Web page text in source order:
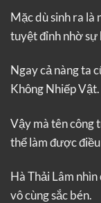
Mặc dù sinh ra là
tuyệt đỉnh nhờ sự
Ngay cả nàng ta
Không Nhiếp Vật.
Vậy mà tên công
thể làm được
Hà Thải Lâm
vô cùng sắc bén.